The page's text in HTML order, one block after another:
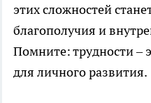
этих сложностей
благополучия и
Помните: трудности –
для личного развития.